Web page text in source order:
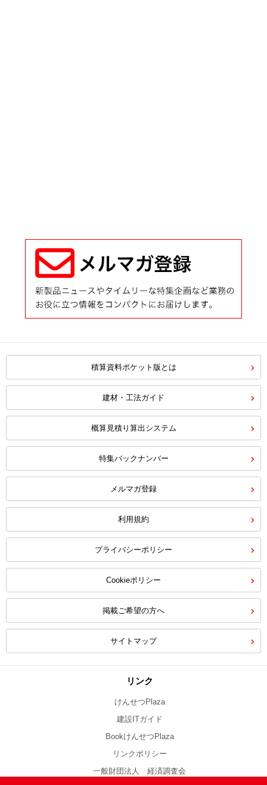
積算資料ポケット版とは
建材・工法ガイド
概算見積り算出システム
特集バックナンバー
メルマガ登録
利用規約
プライバシーポリシー
Cookieポリシー
掲載ご希望の方へ
サイトマップ
リンク
けんせつPlaza
建設ITガイド
BookけんせつPlaza
リンクポリシー
一般財団法人 経済調査会